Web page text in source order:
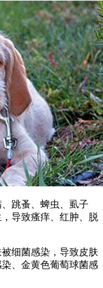
跳蚤、蜱虫、虱子
导致瘙痒、红肿、脱
细菌感染，导致皮肤
、金黄色葡萄球菌感